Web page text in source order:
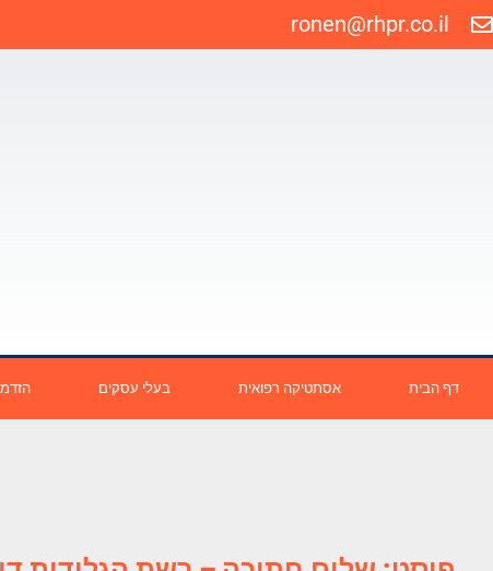
ronen@rhpr.co.il
דף הבית אסתטיקה רפואית בעלי עסקים